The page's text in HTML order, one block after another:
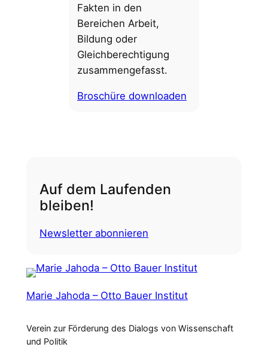
Fakten in den
Bereichen Arbeit,
Bildung oder
Gleichberechtigung
zusammengefasst.
Broschüre downloaden
Auf dem Laufenden
bleiben!
Newsletter abonnieren
Marie Jahoda – Otto Bauer Institut
Verein zur Förderung des Dialogs von Wissenschaft
und Politik